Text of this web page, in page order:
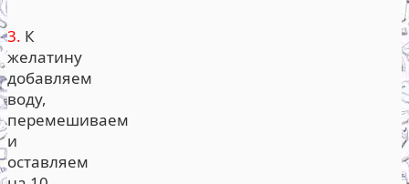
3. К
желатину
добавляем
воду,
перемешиваем
и
оставляем